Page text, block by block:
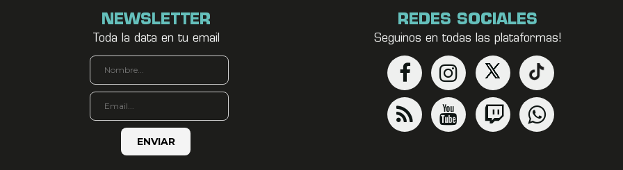
NEWSLETTER
Toda la data en tu email
REDES SOCIALES
Seguinos en todas las plataformas!